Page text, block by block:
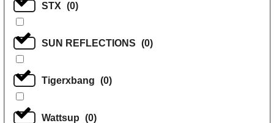
STX (0)
SUN REFLECTIONS (0)
Tigerxbang (0)
Wattsup (0)